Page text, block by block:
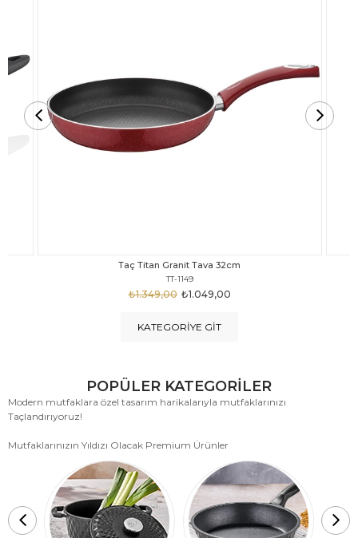
Taç Titan Granit Tava 30cm
TT-1148
₺999,00
₺1.875,00
KATEGORIYE GIT
POPÜLER KATEGORİLER
Modern mutfaklara özel tasarım harikalarıyla mutfaklarınızı
Taçlandırıyoruz!
Mutfaklarınızın Yıldızı Olacak Premium Ürünler